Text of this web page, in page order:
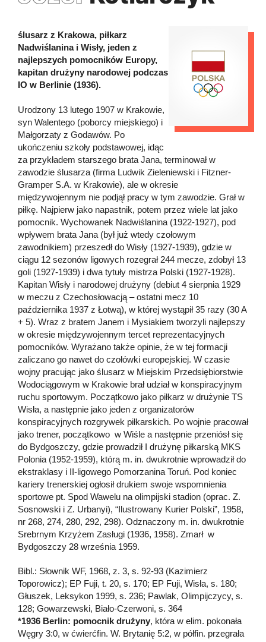
ślusarz z Krakowa, piłkarz
Nadwiślanina i Wisły, jeden z
najlepszych pomocników Europy,
kapitan drużyny narodowej podczas
IO w Berlinie (1936).
Urodzony 13 lutego 1907 w Krakowie,
syn Walentego (poborcy miejskiego) i
Małgorzaty z Godawów. Po
ukończeniu szkoły podstawowej, idąc
za przykładem starszego brata Jana, terminował w
zawodzie ślusarza (firma Ludwik Zieleniewski i Fitzner-
Gramper S.A. w Krakowie), ale w okresie
międzywojennym nie podjął pracy w tym zawodzie. Grał w
piłkę. Najpierw jako napastnik, potem przez wiele lat jako
pomocnik. Wychowanek Nadwiślanina (1922-1927), pod
wpływem brata Jana (był już wtedy czołowym
zawodnikiem) przeszedł do Wisły (1927-1939), gdzie w
ciągu 12 sezonów ligowych rozegrał 244 mecze, zdobył 13
goli (1927-1939) i dwa tytuły mistrza Polski (1927-1928).
Kapitan Wisły i narodowej drużyny (debiut 4 sierpnia 1929
w meczu z Czechosłowacją – ostatni mecz 10
października 1937 z Łotwą), w której wystąpił 35 razy (30 A
+ 5). Wraz z bratem Janem i Mysiakiem tworzyli najlepszy
w okresie międzywojennym tercet reprezentacyjnych
pomocników. Wyrażano także opinie, że w tej formacji
zaliczano go nawet do czołówki europejskiej. W czasie
wojny pracując jako ślusarz w Miejskim Przedsiębiorstwie
Wodociągowym w Krakowie brał udział w konspiracyjnym
ruchu sportowym. Początkowo jako piłkarz w drużynie TS
Wisła, a następnie jako jeden z organizatorów
konspiracyjnych rozgrywek piłkarskich. Po wojnie pracował
jako trener, początkowo w Wiśle a następnie przeniósł się
do Bydgoszczy, gdzie prowadził I drużynę piłkarską MKS
Polonia (1952-1959), którą m. in. dwukrotnie wprowadził do
ekstraklasy i II-ligowego Pomorzanina Toruń. Pod koniec
kariery trenerskiej ogłosił drukiem swoje wspomnienia
sportowe pt. Spod Wawelu na olimpijski stadion (oprac. Z.
Sosnowski i Z. Urbanyi), “Ilustrowany Kurier Polski”, 1958,
nr 268, 274, 280, 292, 298). Odznaczony m. in. dwukrotnie
Srebrnym Krzyżem Zasługi (1936, 1958). Zmarł w
Bydgoszczy 28 września 1959.
Bibl.: Słownik WF, 1968, z. 3, s. 92-93 (Kazimierz
Toporowicz); EP Fuji, t. 20, s. 170; EP Fuji, Wisła, s. 180;
Głuszek, Leksykon 1999, s. 236; Pawlak, Olimpijczycy, s.
128; Gowarzewski, Biało-Czerwoni, s. 364
*1936 Berlin: pomocnik drużyny, która w elim. pokonała
Węgry 3:0, w ćwierćfin. W. Brytanię 5:2, w półfin. przegrała